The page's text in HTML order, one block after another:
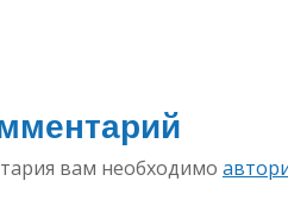
вам необходимо